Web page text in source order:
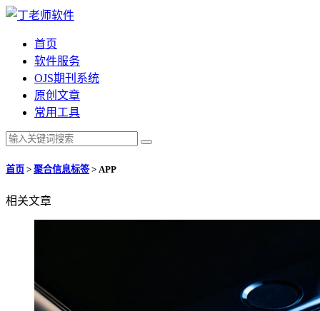
首页
软件服务
OJS期刊系统
原创文章
常用工具
首页 > 聚合信息标签> APP
相关文章